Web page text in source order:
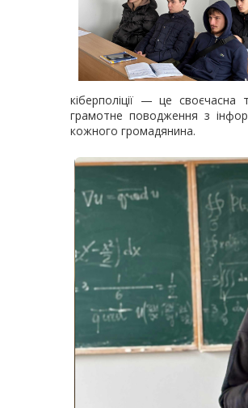
кіберполіції — це
грамотне поводження з
кожного громадянина.